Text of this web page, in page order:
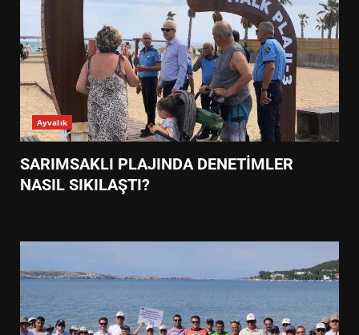
Ayvalık
SARIMSAKLI PLAJINDA DENETİMLER
NASIL SIKILAŞTI?